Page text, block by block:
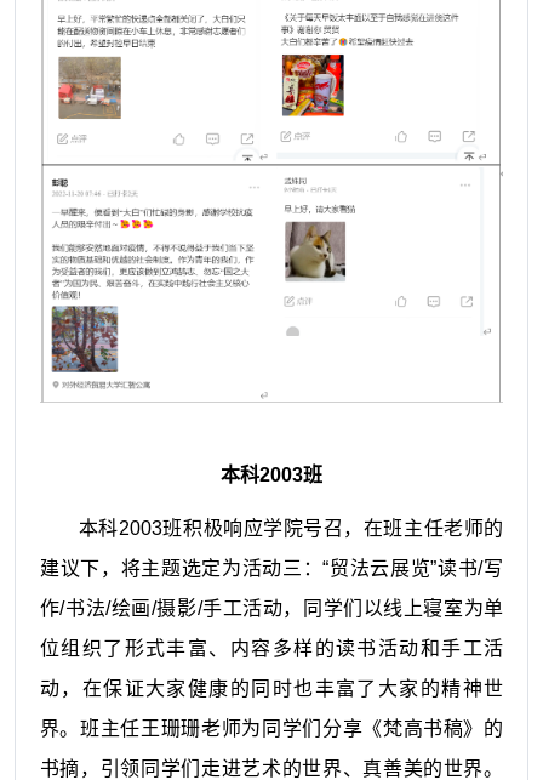
本科2003班
本科2003班积极响应学院号召，在班主任老师的
建议下，将主题选定为活动三：“贸法云展览”读书/写
作/书法/绘画/摄影/手工活动，同学们以线上寝室为单
位组织了形式丰富、内容多样的读书活动和手工活
动，在保证大家健康的同时也丰富了大家的精神世
界。班主任王珊珊老师为同学们分享《梵高书稿》的
书摘，引领同学们走进艺术的世界、真善美的世界。